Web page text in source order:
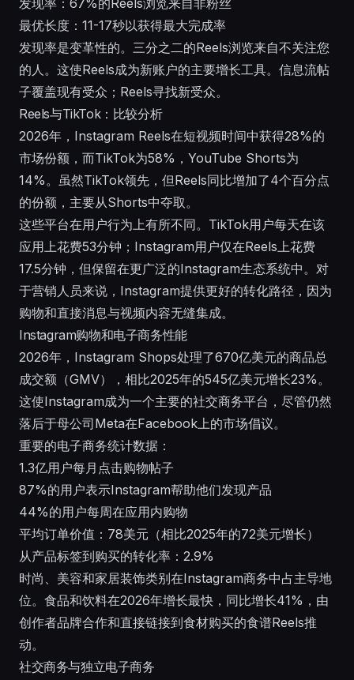
发现率：67%的Reels浏览来自非粉丝
最优长度：11-17秒以获得最大完成率
发现率是变革性的。三分之二的Reels浏览来自不关注您
的人。这使Reels成为新账户的主要增长工具。信息流帖
子覆盖现有受众；Reels寻找新受众。
Reels与TikTok：比较分析
2026年，Instagram Reels在短视频时间中获得28%的
市场份额，而TikTok为58%，YouTube Shorts为
14%。虽然TikTok领先，但Reels同比增加了4个百分点
的份额，主要从Shorts中夺取。
这些平台在用户行为上有所不同。TikTok用户每天在该
应用上花费53分钟；Instagram用户仅在Reels上花费
17.5分钟，但保留在更广泛的Instagram生态系统中。对
于营销人员来说，Instagram提供更好的转化路径，因为
购物和直接消息与视频内容无缝集成。
Instagram购物和电子商务性能
2026年，Instagram Shops处理了670亿美元的商品总
成交额（GMV），相比2025年的545亿美元增长23%。
这使Instagram成为一个主要的社交商务平台，尽管仍然
落后于母公司Meta在Facebook上的市场倡议。
重要的电子商务统计数据：
1.3亿用户每月点击购物帖子
87%的用户表示Instagram帮助他们发现产品
44%的用户每周在应用内购物
平均订单价值：78美元（相比2025年的72美元增长）
从产品标签到购买的转化率：2.9%
时尚、美容和家居装饰类别在Instagram商务中占主导地
位。食品和饮料在2026年增长最快，同比增长41%，由
创作者品牌合作和直接链接到食材购买的食谱Reels推
动。
社交商务与独立电子商务